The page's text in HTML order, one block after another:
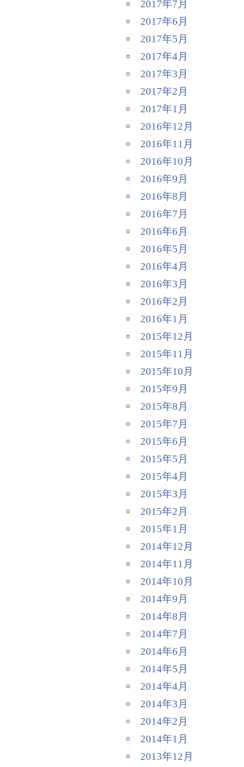
2017年7月
2017年6月
2017年5月
2017年4月
2017年3月
2017年2月
2017年1月
2016年12月
2016年11月
2016年10月
2016年9月
2016年8月
2016年7月
2016年6月
2016年5月
2016年4月
2016年3月
2016年2月
2016年1月
2015年12月
2015年11月
2015年10月
2015年9月
2015年8月
2015年7月
2015年6月
2015年5月
2015年4月
2015年3月
2015年2月
2015年1月
2014年12月
2014年11月
2014年10月
2014年9月
2014年8月
2014年7月
2014年6月
2014年5月
2014年4月
2014年3月
2014年2月
2014年1月
2013年12月